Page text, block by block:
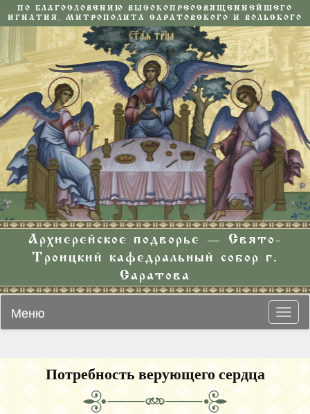
ПО БЛАГОСЛОВЕНИЮ ВЫСОКОПРЕОСВЯЩЕННЕЙШЕГО
ИГНАТИЯ, МИТРОПОЛИТА САРАТОВСКОГО И ВОЛЬСКОГО
Архиерейское подворье — Свято-
Троицкий кафедральный собор г.
Саратова
Меню
Потребность верующего сердца